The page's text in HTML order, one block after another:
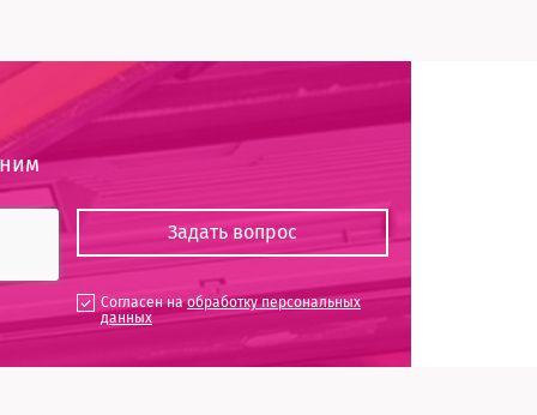
Согласен наобработку персональных
данных